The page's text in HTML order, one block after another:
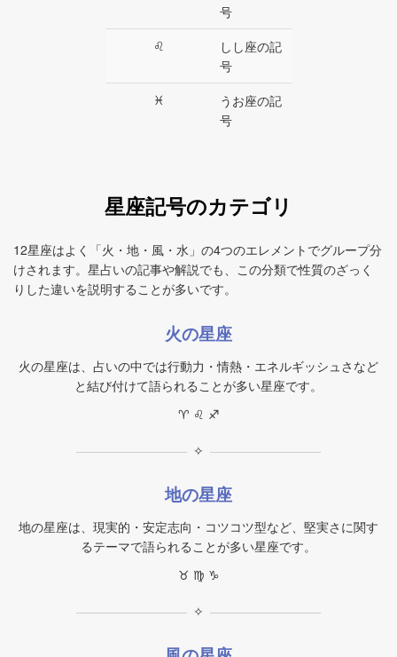
号
♌︎
しし座の記
号
♓︎
うお座の記
号
星座記号のカテゴリ
12星座はよく「火・地・風・水」の4つのエレメントでグループ分
けされます。星占いの記事や解説でも、この分類で性質のざっく
りした違いを説明することが多いです。
火の星座
火の星座は、占いの中では行動力・情熱・エネルギッシュさなど
と結び付けて語られることが多い星座です。
♈︎ ♌︎ ♐︎
✧
地の星座
地の星座は、現実的・安定志向・コツコツ型など、堅実さに関す
るテーマで語られることが多い星座です。
♉︎ ♍︎ ♑︎
✧